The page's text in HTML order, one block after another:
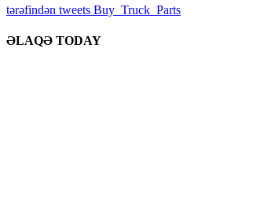
tərəfindən tweets Buy_Truck_Parts
ƏLAQƏ TODAY